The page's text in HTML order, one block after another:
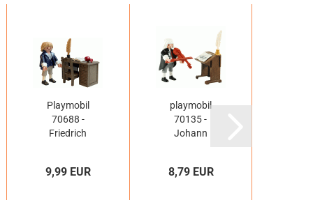
Playmobil
70688 -
Friedrich
9,99 EUR
playmobil
70135 -
Johann
8,79 EUR